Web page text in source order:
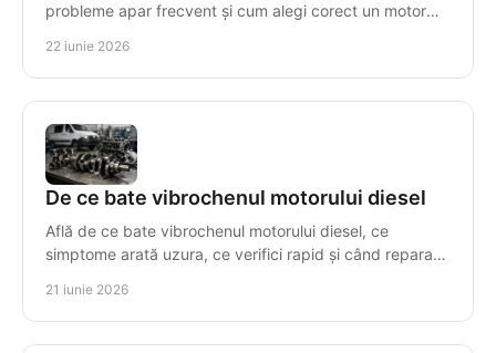
probleme apar frecvent și cum alegi corect un motor
22 iunie 2026
De ce bate vibrochenul motorului diesel
Află de ce bate vibrochenul motorului diesel, ce
simptome arată uzura, ce verifici rapid și când reparația
21 iunie 2026